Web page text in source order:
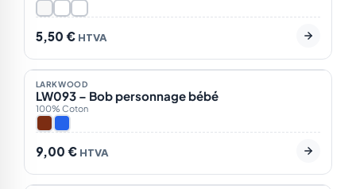
5,50 € HTVA
LARKWOOD
LW093 – Bob personnage bébé
100% Coton
9,00 € HTVA